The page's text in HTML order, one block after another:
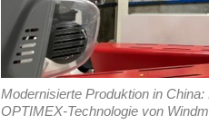
Modernisierte Produktion in
OPTIMEX-Technologie von